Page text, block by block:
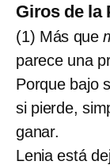
Giros de la
(1) Más que
parece una
Porque bajo
si pierde,
ganar.
Lenia está